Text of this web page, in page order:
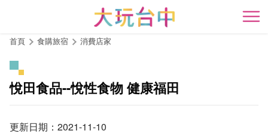
開
首頁 食購旅宿 消費店家
悅田食品--悅性食物 健康福田
更新日期：2021-11-10